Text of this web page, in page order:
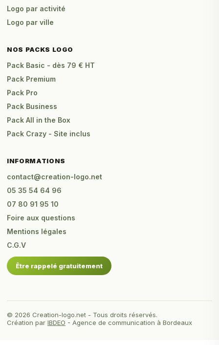
Logo par activité
Logo par ville
NOS PACKS LOGO
Pack Basic - dès 79 € HT
Pack Premium
Pack Pro
Pack Business
Pack All in the Box
Pack Crazy - Site inclus
INFORMATIONS
contact@creation-logo.net
05 35 54 64 96
07 80 91 95 10
Foire aux questions
Mentions légales
C.G.V
Être rappelé gratuitement
© 2026 Creation-logo.net - Tous droits réservés.
Création par IBDEO - Agence de communication à Bordeaux